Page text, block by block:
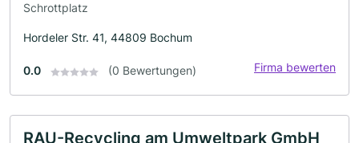
Schrottplatz
Hordeler Str. 41, 44809 Bochum
0.0 (0 Bewertungen) Firma bewerten
RAU-Recycling am Umweltpark GmbH